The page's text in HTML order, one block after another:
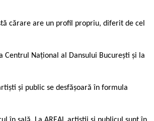
cărare are un profil propriu, diferit de cel
Centrul Național al Dansului București și la
și public se desfășoară în formula